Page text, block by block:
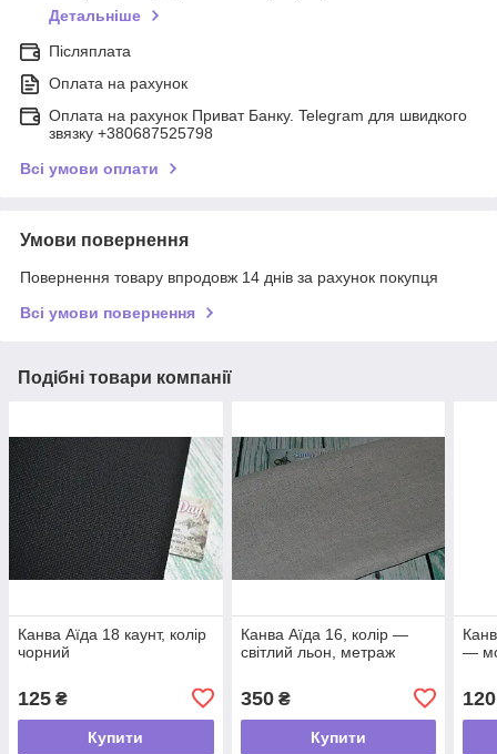
Детальніше
Післяплата
Оплата на рахунок
Оплата на рахунок Приват Банку. Telegram для швидкого
звязку +380687525798
Всі умови оплати
Умови повернення
Повернення товару впродовж 14 днів за рахунок покупця
Всі умови повернення
Подібні товари компанії
Канва Аїда 18 каунт, колір
чорний
125 ₴
Купити
Канва Аїда 16, колір —
світлий льон, метраж
350₴
Купити
—
120